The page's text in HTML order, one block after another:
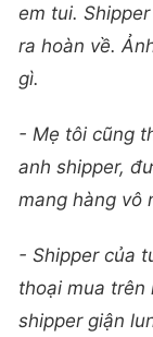
em tui.
ra hoàn về.
gì.
- Mẹ tôi cũng
anh shipper,
mang hàng vô
- Shipper của
thoại mua trên
shipper giận